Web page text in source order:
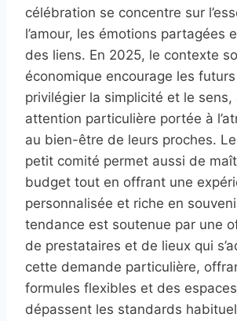
célébration se concentre sur
l’amour, les émotions partagées
des liens. En 2025, le contexte
économique encourage les
privilégier la simplicité et le sens,
attention particulière portée à
au bien-être de leurs proches.
petit comité permet aussi de
budget tout en offrant une
personnalisée et riche en
tendance est soutenue par une
de prestataires et de lieux qui
cette demande particulière,
formules flexibles et des
dépassent les standards